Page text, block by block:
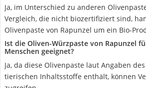
Ja, im Unterschied zu anderen
Vergleich, die nicht biozertifiziert sind,
Olivenpaste von Rapunzel um ein Bio-
Ist die Oliven-Würzpaste von Rapunzel
Menschen geeignet?
Ja, da diese Olivenpaste laut Angaben
tierischen Inhaltsstoffe enthält, können